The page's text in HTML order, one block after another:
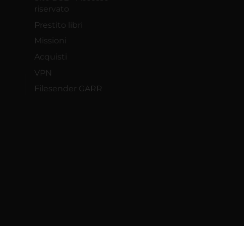
riservato
Prestito libri
Missioni
Acquisti
VPN
Filesender GARR